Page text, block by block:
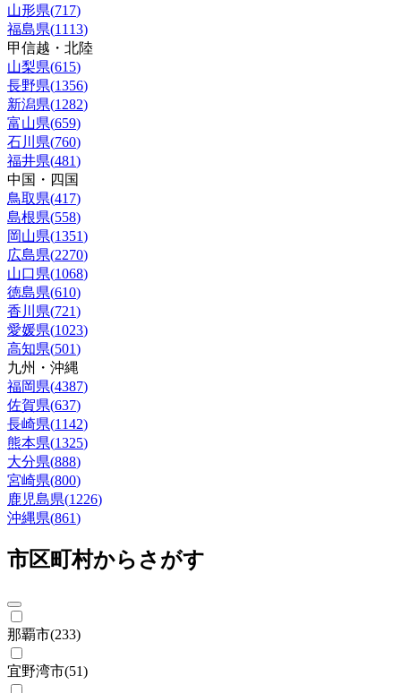
山形県(717)
福島県(1113)
甲信越・北陸
山梨県(615)
長野県(1356)
新潟県(1282)
富山県(659)
石川県(760)
福井県(481)
中国・四国
鳥取県(417)
島根県(558)
岡山県(1351)
広島県(2270)
山口県(1068)
徳島県(610)
香川県(721)
愛媛県(1023)
高知県(501)
九州・沖縄
福岡県(4387)
佐賀県(637)
長崎県(1142)
熊本県(1325)
大分県(888)
宮崎県(800)
鹿児島県(1226)
沖縄県(861)
市区町村からさがす
那覇市(233)
宜野湾市(51)